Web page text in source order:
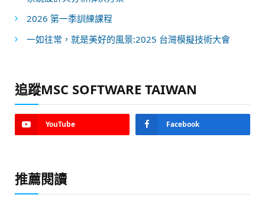
2026 第一季訓練課程
一如往常，就是美好的風景:2025 台灣模擬技術大會
追蹤MSC SOFTWARE TAIWAN
YouTube Facebook
推薦閱讀